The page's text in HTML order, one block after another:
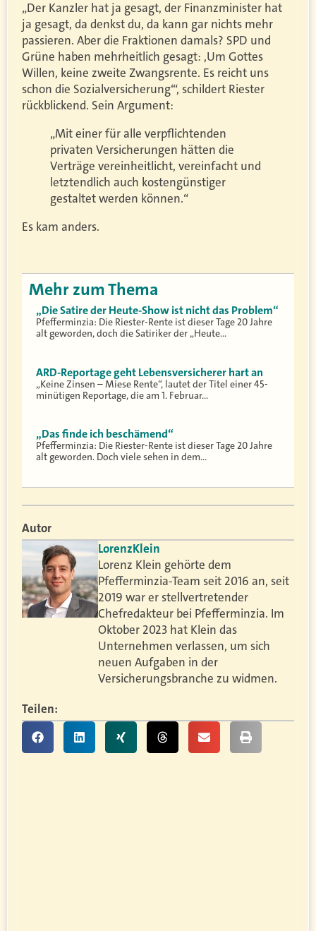
„Der Kanzler hat ja gesagt, der Finanzminister hat
ja gesagt, da denkst du, da kann gar nichts mehr
passieren. Aber die Fraktionen damals? SPD und
Grüne haben mehrheitlich gesagt: ,Um Gottes
Willen, keine zweite Zwangsrente. Es reicht uns
schon die Sozialversicherung‘“, schildert Riester
rückblickend. Sein Argument:
„Mit einer für alle verpflichtenden
privaten Versicherungen hätten die
Verträge vereinheitlicht, vereinfacht und
letztendlich auch kostengünstiger
gestaltet werden können.“
Es kam anders.
Mehr zum Thema
„Die Satire der Heute-Show ist nicht das Problem“
Pfefferminzia: Die Riester-Rente ist dieser Tage 20 Jahre
alt geworden, doch die Satiriker der „Heute…
ARD-Reportage geht Lebensversicherer hart an
„Keine Zinsen – Miese Rente“, lautet der Titel einer 45-
minütigen Reportage, die am 1. Februar…
„Das finde ich beschämend“
Pfefferminzia: Die Riester-Rente ist dieser Tage 20 Jahre
alt geworden. Doch viele sehen in dem…
Autor
LorenzKlein
Lorenz Klein gehörte dem
Pfefferminzia-Team seit 2016 an, seit
2019 war er stellvertretender
Chefredakteur bei Pfefferminzia. Im
Oktober 2023 hat Klein das
Unternehmen verlassen, um sich
neuen Aufgaben in der
Versicherungsbranche zu widmen.
Teilen: